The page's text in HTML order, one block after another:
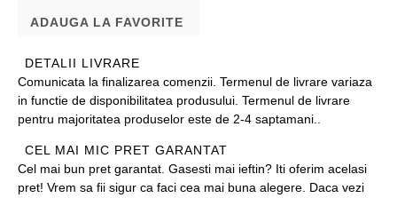
ADAUGA LA FAVORITE
DETALII LIVRARE
Comunicata la finalizarea comenzii. Termenul de livrare variaza
in functie de disponibilitatea produsului. Termenul de livrare
pentru majoritatea produselor este de 2-4 saptamani..
CEL MAI MIC PRET GARANTAT
Cel mai bun pret garantat. Gasesti mai ieftin? Iti oferim acelasi
pret! Vrem sa fii sigur ca faci cea mai buna alegere. Daca vezi